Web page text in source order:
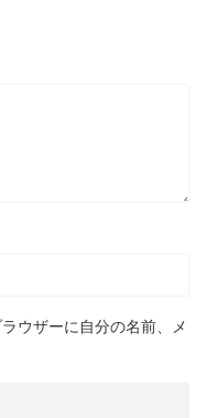
ウザーに自分の名前、メ